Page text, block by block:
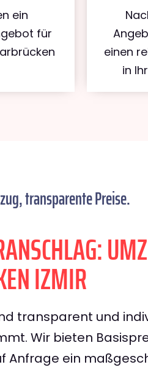
ein
für
einen
in
transparente Preise.
IZMIR
transparent und
Wir bieten
Anfrage ein